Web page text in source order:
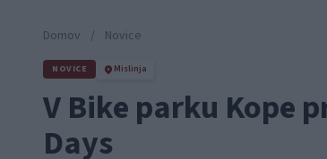
Domov / Novice
NOVICE Mislinja
V Bike parku Kope
Days